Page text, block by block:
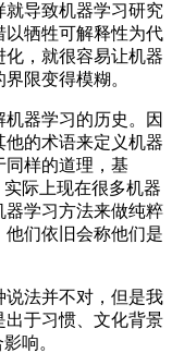
导致机器学习研究
以牺牲可解释性为代
，就很容易让机器
限变得模糊。
器学习的历史。因
的术语来定义机器
同样的道理，基
际上现在很多机器
器学习方法来做纯粹
们依旧会称他们是
法并不对，但是我
出于习惯、文化背景
响。